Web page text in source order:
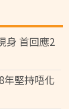
身 首回應2
年堅持唔化